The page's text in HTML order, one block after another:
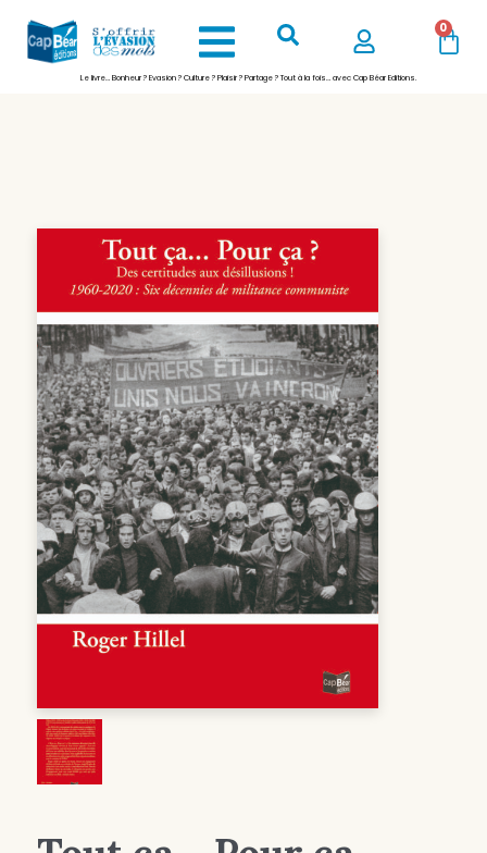
0
Le livre… Bonheur ? Evasion ? Culture ? Plaisir ? Partage ? Tout à la fois… avec Cap Béar Editions.